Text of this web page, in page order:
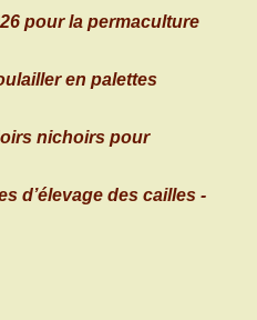
pour la permaculture
en palettes
nichoirs pour
d’élevage des cailles -